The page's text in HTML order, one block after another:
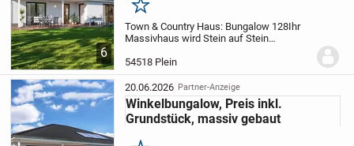
6
Merken
Town & Country Haus: Bungalow 128Ihr
Massivhaus wird Stein auf Stein
schlüsselfertiges Haus, das heißt Sie
müssen vor dem Einzug in Ihr Traumhaus
nur noch...
54518 Plein
20.06.2026 Partner-Anzeige
Winkelbungalow, Preis inkl.
Grundstück, massiv gebaut